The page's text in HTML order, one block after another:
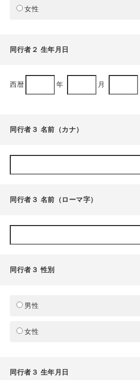
女性
同行者２ 生年月日
西暦 年 月
同行者３ 名前（カナ）
同行者３ 名前（ローマ字）
同行者３ 性別
男性
女性
同行者３ 生年月日